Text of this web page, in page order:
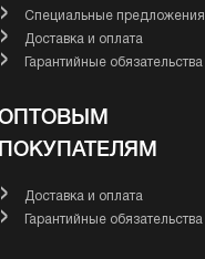
Специальные предложения
Доставка и оплата
Гарантийные обязательства
ПОКУПАТЕЛЯМ
Доставка и оплата
Гарантийные обязательства